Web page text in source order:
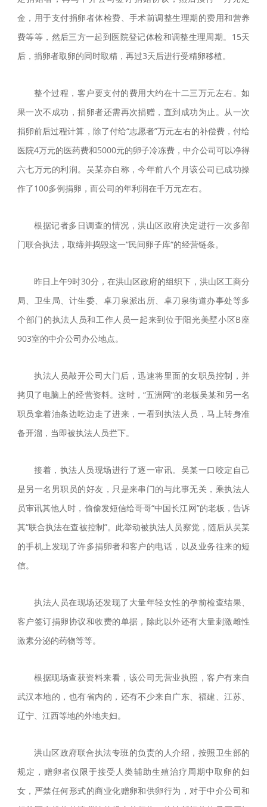
金，用于支付捐卵者体检费、手术前调整生理期的费用和营养
费等等，然后三方一起到医院登记体检和调整生理周期。15天
后，捐卵者取卵的同时取精，再过3天后进行受精卵移植。
整个过程，客户要支付的费用大约在十二三万元左右。如
果一次不成功，捐卵者还需再次捐赠，直到成功为止。从一次
捐卵前后过程计算，除了付给“志愿者”万元左右的补偿费，付给
医院4万元的医药费和5000元的卵子冷冻费，中介公司可以净得
六七万元的利润。吴某亦自称，今年前八个月该公司已成功操
作了100多例捐卵，而公司的年利润在千万元左右。
根据记者多日调查的情况，洪山区政府决定进行一次多部
门联合执法，取缔并捣毁这一“民间卵子库“的经营链条。
昨日上午9时30分，在洪山区政府的组织下，洪山区工商分
局、卫生局、计生委、卓刀泉派出所、卓刀泉街道办事处等多
个部门的执法人员和工作人员一起来到位于阳光美墅小区B座
903室的中介公司办公地点。
执法人员敲开公司大门后，迅速将里面的女职员控制，并
拷贝了电脑上的经营资料。这时，“五洲网”的老板吴某和另一名
职员拿着油条边吃边走了进来，一看到执法人员，马上转身准
备开溜，当即被执法人员拦下。
接着，执法人员现场进行了逐一审讯。吴某一口咬定自己
是另一名男职员的好友，只是来串门的与此事无关，乘执法人
员审讯其他人时，偷偷发短信给哥哥“中国长江网”的老板，告诉
其“联合执法在查被控制”。此举动被执法人员察觉，随后从吴某
的手机上发现了许多捐卵者和客户的电话，以及业务往来的短
信。
执法人员在现场还发现了大量年轻女性的孕前检查结果、
客户签订捐卵协议和收费的单据，除此以外还有大量刺激雌性
激素分泌的药物等等。
根据现场查获资料来看，该公司无营业执照，客户有来自
武汉本地的，也有省内的，还有不少来自广东、福建、江苏、
辽宁、江西等地的外地夫妇。
洪山区政府联合执法专班的负责的人介绍，按照卫生部的
规定，赠卵者仅限于接受人类辅助生殖治疗周期中取卵的妇
女，严禁任何形式的商业化赠卵和供卵行为，对于中介公司和